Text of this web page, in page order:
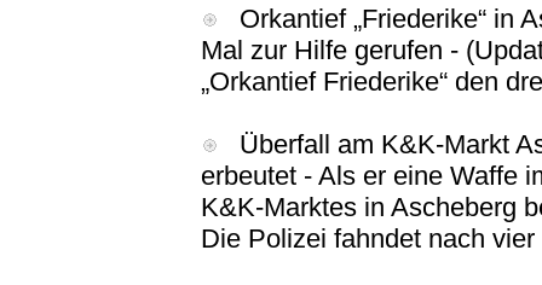
Orkantief „Friederike“ in
Mal zur Hilfe gerufen -
„Orkantief Friederike“ den
Überfall am K&K-Markt
erbeutet - Als er eine Waffe
K&K-Marktes in Ascheberg
Die Polizei fahndet nach vier